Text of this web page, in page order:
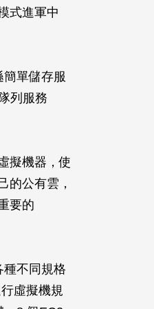
式進軍中
單儲存服
列服務
擬機器，使
的公有雲，
要的
不同規格
虛擬機規